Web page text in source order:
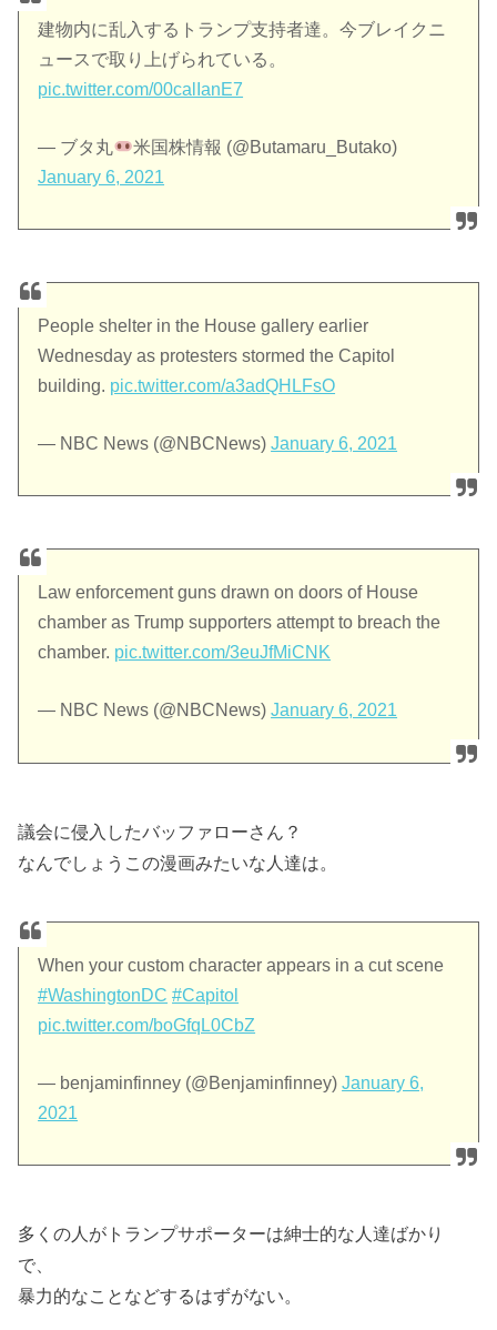
建物内に乱入するトランプ支持者達。今ブレイクニ
ュースで取り上げられている。
pic.twitter.com/00calIanE7
— ブタ丸
米国株情報 (@Butamaru_Butako)
January 6, 2021
People shelter in the House gallery earlier
Wednesday as protesters stormed the Capitol
building. pic.twitter.com/a3adQHLFsO
— NBC News (@NBCNews)January 6, 2021
Law enforcement guns drawn on doors of House
chamber as Trump supporters attempt to breach the
chamber. pic.twitter.com/3euJfMiCNK
— NBC News (@NBCNews)January 6, 2021
議会に侵入したバッファローさん？
なんでしょうこの漫画みたいな人達は。
When your custom character appears in a cut scene
#WashingtonDC #Capitol
pic.twitter.com/boGfqL0CbZ
— benjaminfinney (@Benjaminfinney)January 6,
2021
多くの人がトランプサポーターは紳士的な人達ばかり
で、
暴力的なことなどするはずがない。